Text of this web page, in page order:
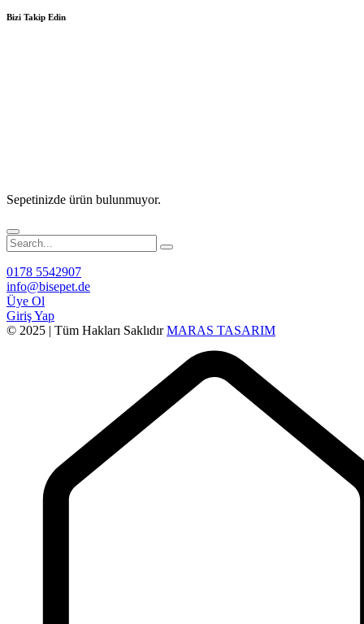
Bizi Takip Edin
Sepetinizde ürün bulunmuyor.
0178 5542907
info@bisepet.de
Üye Ol
Giriş Yap
© 2025 | Tüm Hakları SaklıdırMARAS TASARIM